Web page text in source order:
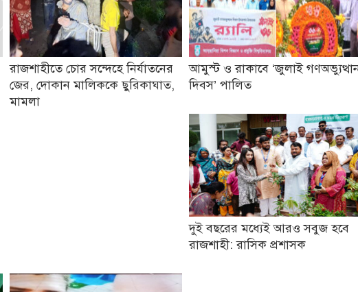
রাজশাহীতে চোর সন্দেহে নির্যাতনের
জের, দোকান মালিককে ছুরিকাঘাত,
মামলা
আমুস্ট ও রাকাবে ‘জুলাই
দিবস’ পালিত
দুই বছরের মধ্যেই আরও সবুজ হবে
রাজশাহী: রাসিক প্রশাসক